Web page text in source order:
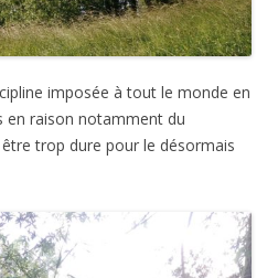
imposée à tout le monde en
en raison notamment du
trop dure pour le désormais